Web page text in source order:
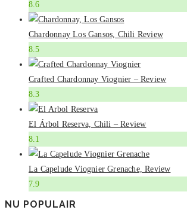
8.6
Chardonnay Los Gansos, Chili Review
8.5
Crafted Chardonnay Viognier – Review
8.3
El Árbol Reserva, Chili – Review
8.1
La Capelude Viognier Grenache, Review
7.9
NU POPULAIR